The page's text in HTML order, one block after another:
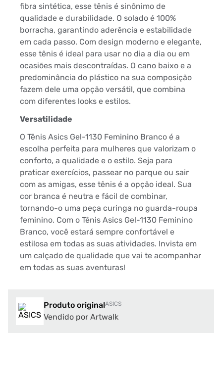
fibra sintética, esse tênis é sinônimo de
qualidade e durabilidade. O solado é 100%
borracha, garantindo aderência e estabilidade
em cada passo. Com design moderno e elegante,
esse tênis é ideal para usar no dia a dia ou em
ocasiões mais descontraídas. O cano baixo e a
predominância do plástico na sua composição
fazem dele uma opção versátil, que combina
com diferentes looks e estilos.
Versatilidade
O Tênis Asics Gel-1130 Feminino Branco é a
escolha perfeita para mulheres que valorizam o
conforto, a qualidade e o estilo. Seja para
praticar exercícios, passear no parque ou sair
com as amigas, esse tênis é a opção ideal. Sua
cor branca é neutra e fácil de combinar,
tornando-o uma peça curinga no guarda-roupa
feminino. Com o Tênis Asics Gel-1130 Feminino
Branco, você estará sempre confortável e
estilosa em todas as suas atividades. Invista em
um calçado de qualidade que vai te acompanhar
em todas as suas aventuras!
Produto originalASICS
Vendido por Artwalk